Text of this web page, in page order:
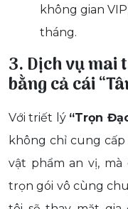
không gian
tháng.
3. Dịch vụ mai
bằng cả cái
Với triết lý “Trọn
không chỉ cung
vật phẩm an vị,
trọn gói vô cùng